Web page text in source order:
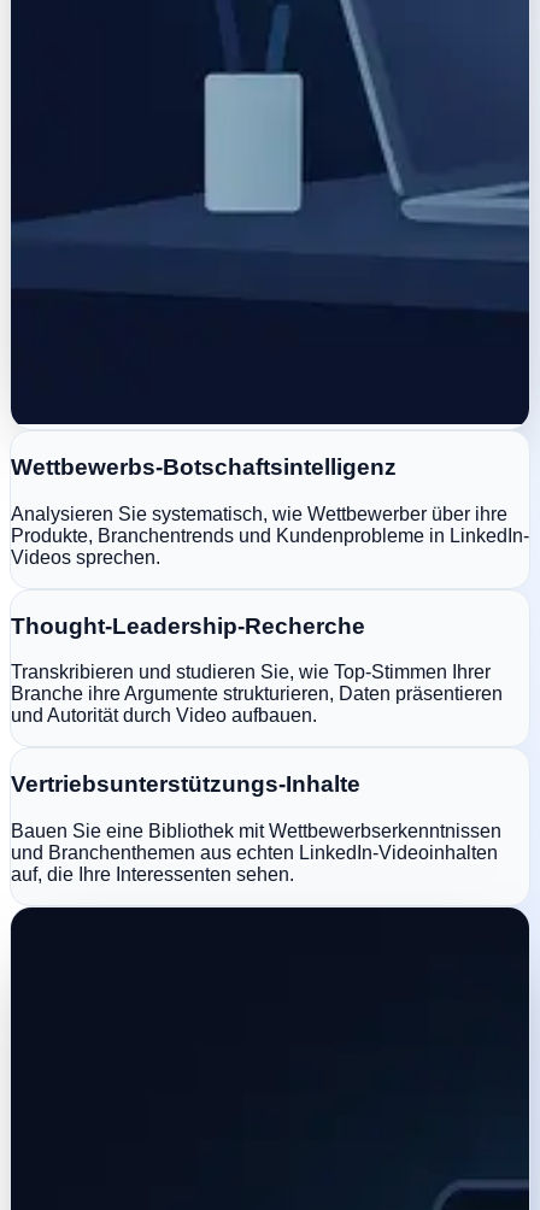
Wettbewerbs-Botschaftsintelligenz
Analysieren Sie systematisch, wie Wettbewerber über ihre
Produkte, Branchentrends und Kundenprobleme in LinkedIn-
Videos sprechen.
Thought-Leadership-Recherche
Transkribieren und studieren Sie, wie Top-Stimmen Ihrer
Branche ihre Argumente strukturieren, Daten präsentieren
und Autorität durch Video aufbauen.
Vertriebsunterstützungs-Inhalte
Bauen Sie eine Bibliothek mit Wettbewerbserkenntnissen
und Branchenthemen aus echten LinkedIn-Videoinhalten
auf, die Ihre Interessenten sehen.